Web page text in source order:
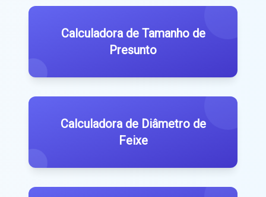
Calculadora de Tamanho de
Presunto
Calculadora de Diâmetro de
Feixe